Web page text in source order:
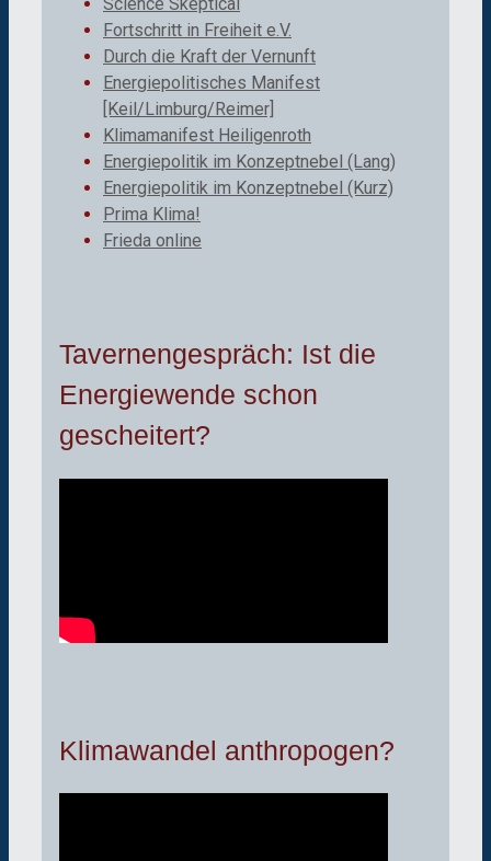
Fortschritt in Freiheit e.V.
Durch die Kraft der Vernunft
Energiepolitisches Manifest
[Keil/Limburg/Reimer]
Klimamanifest Heiligenroth
Energiepolitik im Konzeptnebel (Lang)
Energiepolitik im Konzeptnebel (Kurz)
Prima Klima!
Frieda online
Tavernengespräch: Ist die
Energiewende schon
gescheitert?
Klimawandel anthropogen?